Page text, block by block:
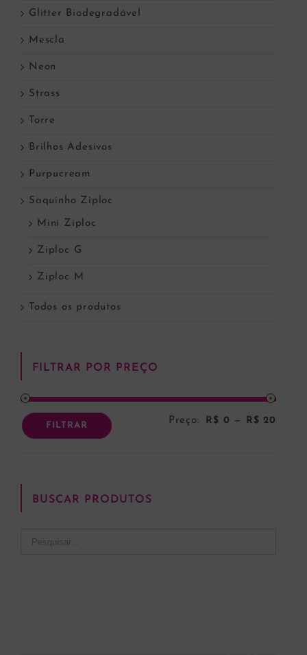
Glitter Biodegradável
Mescla
Neon
Strass
Torre
Brilhos Adesivos
Purpucream
Saquinho Ziploc
Mini Ziploc
Ziploc G
Ziploc M
Todos os produtos
FILTRAR POR PREÇO
FILTRAR Preço: R$ 0 — R$ 20
BUSCAR PRODUTOS